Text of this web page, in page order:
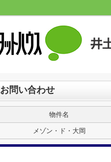
お問い合わせ
物件名
メゾン・ド・大岡